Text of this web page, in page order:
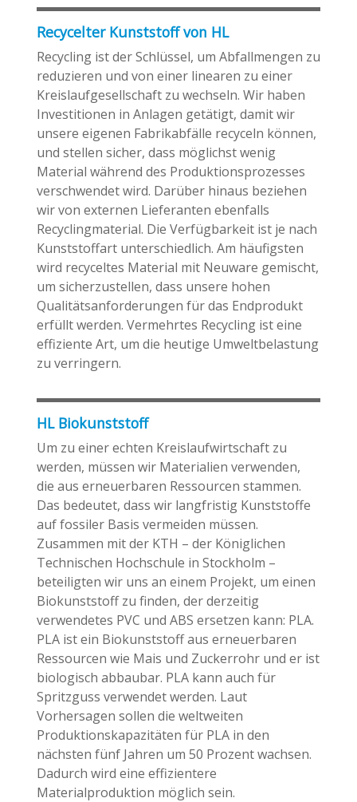
Recycelter Kunststoff von HL
Recycling ist der Schlüssel, um Abfallmengen zu
reduzieren und von einer linearen zu einer
Kreislaufgesellschaft zu wechseln. Wir haben
Investitionen in Anlagen getätigt, damit wir
unsere eigenen Fabrikabfälle recyceln können,
und stellen sicher, dass möglichst wenig
Material während des Produktionsprozesses
verschwendet wird. Darüber hinaus beziehen
wir von externen Lieferanten ebenfalls
Recyclingmaterial. Die Verfügbarkeit ist je nach
Kunststoffart unterschiedlich. Am häufigsten
wird recyceltes Material mit Neuware gemischt,
um sicherzustellen, dass unsere hohen
Qualitätsanforderungen für das Endprodukt
erfüllt werden. Vermehrtes Recycling ist eine
effiziente Art, um die heutige Umweltbelastung
zu verringern.
HL Biokunststoff
Um zu einer echten Kreislaufwirtschaft zu
werden, müssen wir Materialien verwenden,
die aus erneuerbaren Ressourcen stammen.
Das bedeutet, dass wir langfristig Kunststoffe
auf fossiler Basis vermeiden müssen.
Zusammen mit der KTH – der Königlichen
Technischen Hochschule in Stockholm –
beteiligten wir uns an einem Projekt, um einen
Biokunststoff zu finden, der derzeitig
verwendetes PVC und ABS ersetzen kann: PLA.
PLA ist ein Biokunststoff aus erneuerbaren
Ressourcen wie Mais und Zuckerrohr und er ist
biologisch abbaubar. PLA kann auch für
Spritzguss verwendet werden. Laut
Vorhersagen sollen die weltweiten
Produktionskapazitäten für PLA in den
nächsten fünf Jahren um 50 Prozent wachsen.
Dadurch wird eine effizientere
Materialproduktion möglich sein.